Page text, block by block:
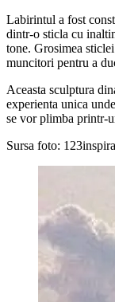
Labirintul a fost
dintr-o sticla cu
tone. Grosimea
muncitori pentru a
Aceasta sculptura
experienta unica
se vor plimba printr-
Sursa foto: